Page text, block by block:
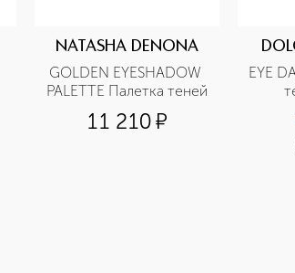
NATASHA DENONA
GOLDEN EYESHADOW
PALETTE Палетка теней
11 210¤
EYE